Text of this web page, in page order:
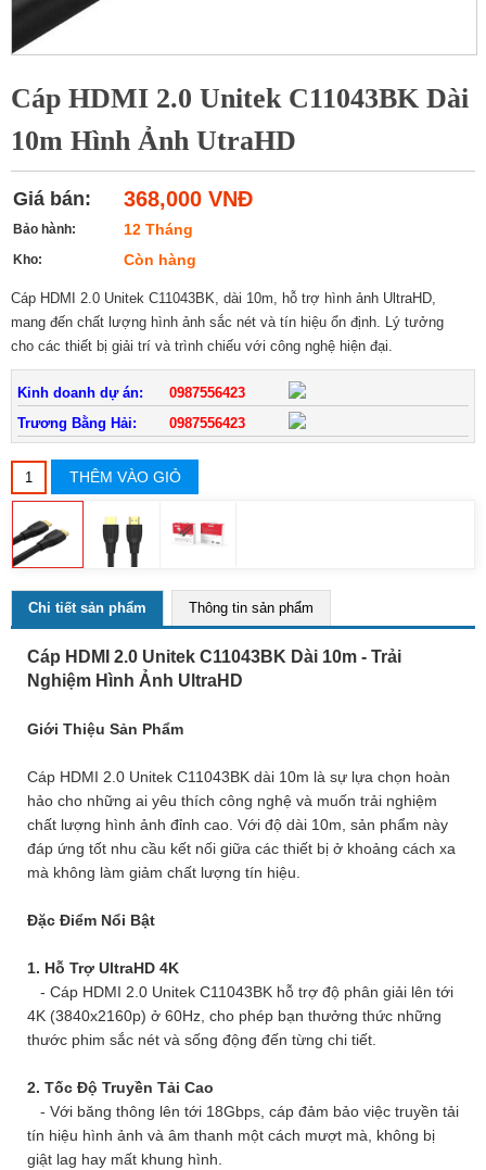
Cáp HDMI 2.0 Unitek C11043BK Dài
10m Hình Ảnh UtraHD
Giá bán: 368,000 VNĐ
Bảo hành: 12 Tháng
Kho: Còn hàng
Cáp HDMI 2.0 Unitek C11043BK, dài 10m, hỗ trợ hình ảnh UltraHD,
mang đến chất lượng hình ảnh sắc nét và tín hiệu ổn định. Lý tưởng
cho các thiết bị giải trí và trình chiếu với công nghệ hiện đại.
Kinh doanh dự án:
0987556423
Trương Bằng Hải:
0987556423
THÊM VÀO GIỎ
Chi tiết sản phẩm Thông tin sản phẩm
Cáp HDMI 2.0 Unitek C11043BK Dài 10m - Trải
Nghiệm Hình Ảnh UltraHD
Giới Thiệu Sản Phẩm
Cáp HDMI 2.0 Unitek C11043BK dài 10m là sự lựa chọn hoàn
hảo cho những ai yêu thích công nghệ và muốn trải nghiệm
chất lượng hình ảnh đỉnh cao. Với độ dài 10m, sản phẩm này
đáp ứng tốt nhu cầu kết nối giữa các thiết bị ở khoảng cách xa
mà không làm giảm chất lượng tín hiệu.
Đặc Điểm Nổi Bật
1. Hỗ Trợ UltraHD 4K
- Cáp HDMI 2.0 Unitek C11043BK hỗ trợ độ phân giải lên tới
4K (3840x2160p) ở 60Hz, cho phép bạn thưởng thức những
thước phim sắc nét và sống động đến từng chi tiết.
2. Tốc Độ Truyền Tải Cao
- Với băng thông lên tới 18Gbps, cáp đảm bảo việc truyền tải
tín hiệu hình ảnh và âm thanh một cách mượt mà, không bị
giật lag hay mất khung hình.